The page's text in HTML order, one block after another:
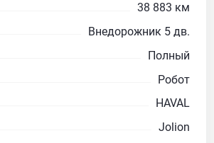
38 883 км
Внедорожник 5 дв.
Полный
Робот
HAVAL
Jolion